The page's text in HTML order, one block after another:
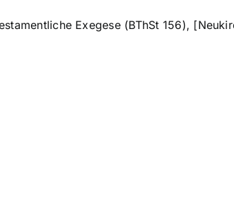
Exegese (BThSt 156),